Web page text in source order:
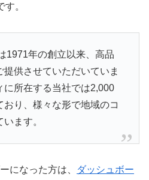
。
1971年の創立以来、高品
供させていただいていま
に所在する当社では2,000
り、様々な形で地域のコ
ます。
になった方は、
ダッシュボー